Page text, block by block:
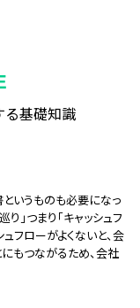
る基礎知識
いうものも必要になっ
」つまり「キャッシュフ
ュフローがよくないと、会
もつながるため、会社